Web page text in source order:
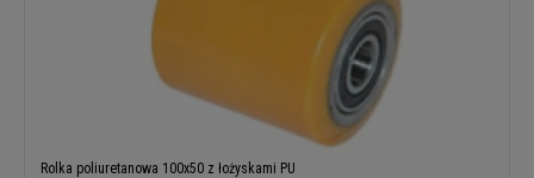
Rolka poliuretanowa 100x50 z łożyskami PU